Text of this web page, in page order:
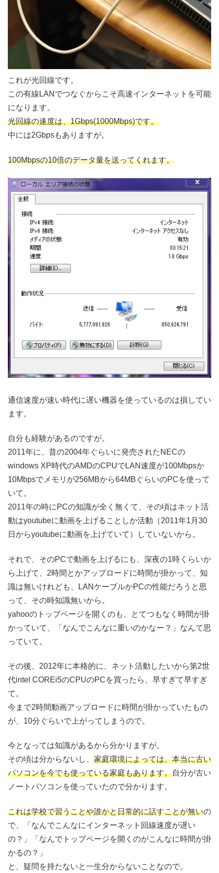
これが光回線です。
この有線LANでつなぐからこそ高速インターネットを可能
になります。
光回線の速度は、1Gbps(1000Mbps)です。
中には2Gbpsもありますが。
100Mbpsの10倍のデータ量を送ってくれます。
通信速度が速い時代に遅い機器を使っているのは損してい
ます。
自分も経験があるのですが。
2011年に、昔の2004年ぐらいに発売されたNECの
windows XP時代のAMDのCPUでLAN速度が100Mbpsか
10Mbpsでメモリが256MBから64MBぐらいのPCを使って
いて。
2011年の時にPCの知識が全く無くて、その頃はネット活
動はyoutubeに動画を上げることしか活動（2011年1月30
日からyoutubeに動画を上げていて）していないから。
それで、そのPCで動画を上げるにも、深夜の1時くらいか
ら上げて、2時間とかアップロードに時間が掛かって、知
識は無いけれども、LANケーブルかPCの性能だろうと思
って、その時知識無いから。
yahooのトップページを開くのも、とてつもなく時間が掛
かっていて、「なんでこんなに重いのかなー？」なんて思
っていて。
その後、2012年に本格的に、ネット活動したいから第2世
代intel COREi5のCPUのPCを買ったら、早すぎて早すぎ
て。
今まで2時間動画アップロードに時間が掛かっていたもの
が、10分ぐらいで上がってしまうので。
今となっては知識があるから分かりますが。
その頃は分からないし、 家庭環境によっては、本当に古い
パソコンを今でも使っている家庭もあります。自分が古い
ノートパソコンを使っていたので分かります。
これは学校で習うことや誰かと日常的に話すことが無いの
で、「なんでこんなにインターネット回線速度が遅い
の？」「なんでトップページを開くのがこんなに時間が掛
かるの？」
と、疑問を持たないと一生分からないことなので。